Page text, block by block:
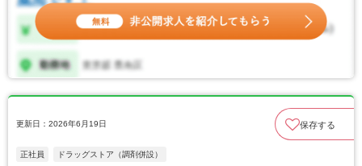
更新日：2026年6月19日 保存する
正社員 ドラッグストア（調剤併設）